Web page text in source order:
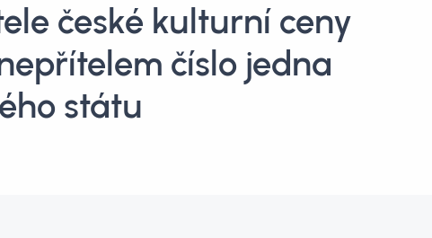
české kulturní ceny
číslo jedna
státu